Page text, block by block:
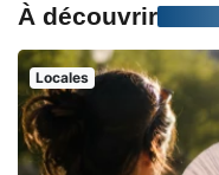
À découvrir
Locales